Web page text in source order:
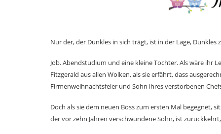
Nur der, der Dunkles in sich trägt, ist in der Lage, Dunkles
Job. Abendstudium und eine kleine Tochter. Als wäre ihr
Fitzgerald aus allen Wolken, als sie erfährt, dass
Firmenweihnachtsfeier und Sohn ihres verstorbenen
Doch als sie dem neuen Boss zum ersten Mal begegnet,
der vor zehn Jahren verschwundene Sohn, ist